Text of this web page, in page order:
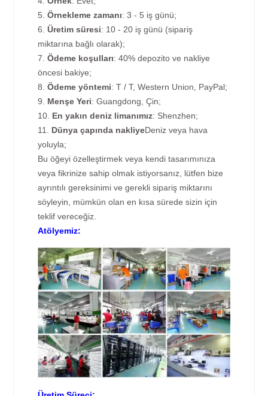
5. Örnekleme zamanı: 3 - 5 iş günü;
6.Üretim süresi: 10 - 20 iş günü (sipariş
miktarına bağlı olarak);
7.Ödeme koşulları: 40% depozito ve nakliye
öncesi bakiye;
8.Ödeme yöntemi: T / T, Western Union, PayPal;
9. Menşe Yeri: Guangdong, Çin;
10. En yakın deniz limanımız: Shenzhen;
11. Dünya çapında nakliyeDeniz veya hava
yoluyla;
Bu öğeyi özelleştirmek veya kendi tasarımınıza
veya fikrinize sahip olmak istiyorsanız, lütfen bize
ayrıntılı gereksinimi ve gerekli sipariş miktarını
söyleyin, mümkün olan en kısa sürede sizin için
teklif vereceğiz.
Atölyemiz: